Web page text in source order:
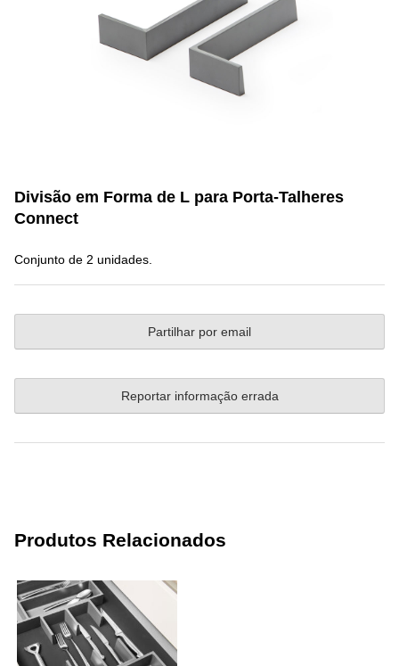
Divisão em Forma de L para Porta-Talheres
Connect
Conjunto de 2 unidades.
Partilhar por email
Reportar informação errada
Produtos Relacionados